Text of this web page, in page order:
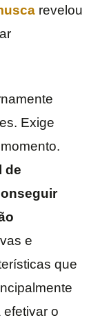
revelou
Exige
de
e
que
efetivar o